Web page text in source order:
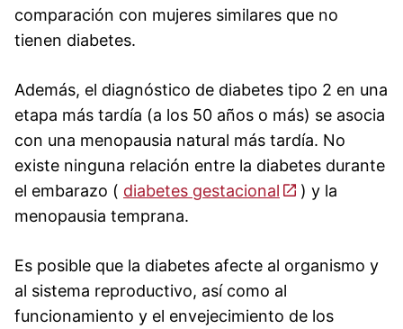
comparación con mujeres similares que no
tienen diabetes.
Además, el diagnóstico de diabetes tipo 2 en una
etapa más tardía (a los 50 años o más) se asocia
con una menopausia natural más tardía. No
existe ninguna relación entre la diabetes durante
el embarazo ( diabetes gestacional
) y la
menopausia temprana.
Es posible que la diabetes afecte al organismo y
al sistema reproductivo, así como al
funcionamiento y el envejecimiento de los